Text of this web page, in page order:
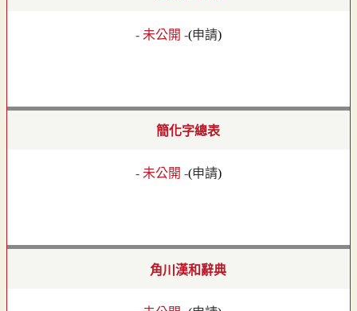
- 未公開 -(申請)
簡化字總表
- 未公開 -(申請)
角川漢和辭典